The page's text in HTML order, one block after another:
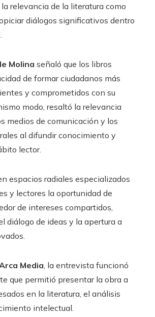
relevancia de la literatura como
diálogos significativos dentro
Molina señaló que los libros
de formar ciudadanos más
y comprometidos con su
modo, resaltó la relevancia
medios de comunicación y los
al difundir conocimiento y
lector.
espacios radiales especializados
y lectores la oportunidad de
de intereses compartidos,
diálogo de ideas y la apertura a
Media , la entrevista funcionó
que permitió presentar la obra a
en la literatura, el análisis
intelectual.